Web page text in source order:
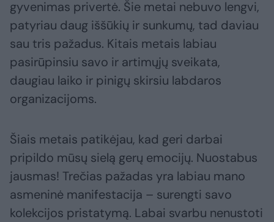
gyvenimas privertė. Šie metai nebuvo lengvi,
patyriau daug iššūkių ir sunkumų, tad daviau
sau tris pažadus. Kitais metais labiau
pasirūpinsiu savo ir artimųjų sveikata,
daugiau laiko ir pinigų skirsiu labdaros
organizacijoms.
Šiais metais patikėjau, kad geri darbai
pripildo mūsų sielą gerų emocijų. Nuostabus
jausmas! Trečias pažadas yra labiau mano
asmeninė manifestacija – surengti savo
kolekcijos pristatymą. Labai svarbu nenustoti